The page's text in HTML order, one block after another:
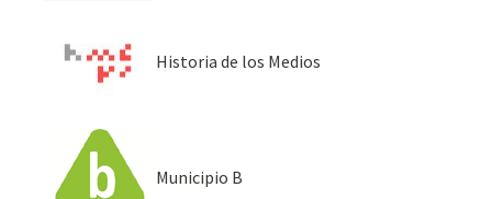
Historia de los Medios
Municipio B